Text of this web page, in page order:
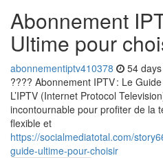
Abonnement
Ultime pour
abonnementiptv410378 54
???? Abonnement IPTV : Le
L’IPTV (Internet Protocol
incontournable pour profiter de la
flexible et
https://socialmediatotal.com/
guide-ultime-pour-choisir